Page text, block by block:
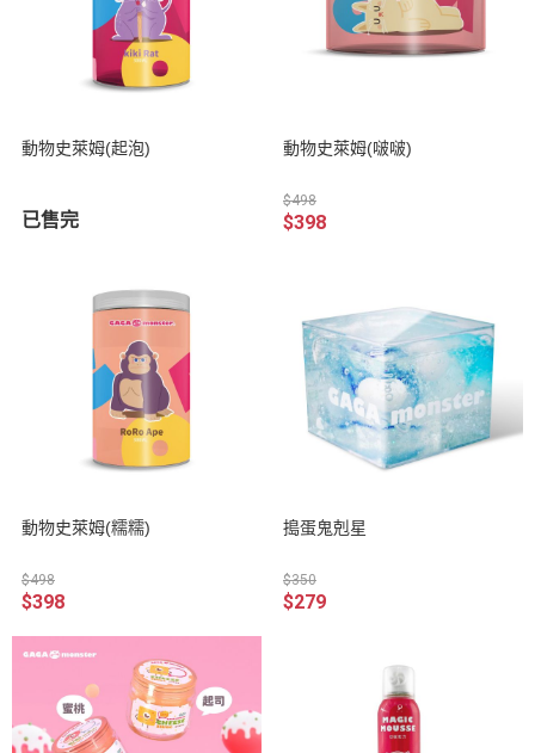
動物史萊姆(起泡)
已售完
動物史萊姆(啵啵)
$498
$398
動物史萊姆(糯糯)
$498
$398
搗蛋鬼剋星
$350
$279